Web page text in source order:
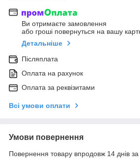
Ви отримаєте замовлення
або гроші повернуться на вашу
Детальніше
Післяплата
Оплата на рахунок
Оплата за реквізитами
Всі умови оплати
Умови повернення
Повернення товару впродовж 14 днів